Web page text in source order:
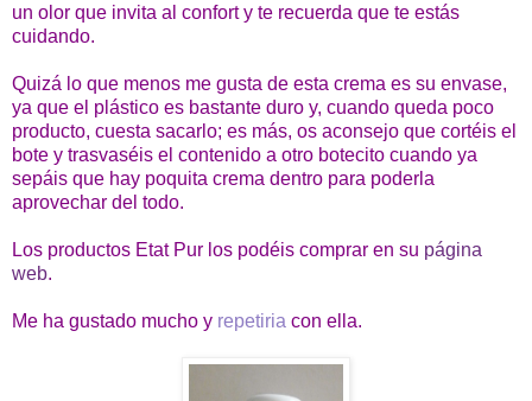
un olor que invita al confort y te recuerda que te estás
cuidando.
Quizá lo que menos me gusta de esta crema es su envase,
ya que el plástico es bastante duro y, cuando queda poco
producto, cuesta sacarlo; es más, os aconsejo que cortéis el
bote y trasvaséis el contenido a otro botecito cuando ya
sepáis que hay poquita crema dentro para poderla
aprovechar del todo.
Los productos Etat Pur los podéis comprar en su página
web.
Me ha gustado mucho y repetiria con ella.